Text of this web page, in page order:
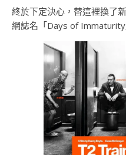
終於下定決心，替這裡換了
網誌名「Days of